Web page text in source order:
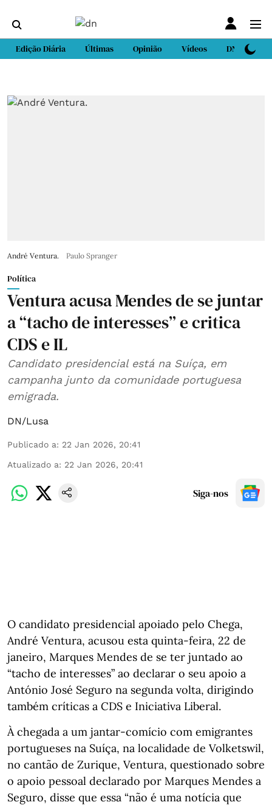
Edição Diária Últimas Opinião Vídeos DN Sport
André Ventura. Paulo Spranger
Política
Ventura acusa Mendes de se juntar
a “tacho de interesses” e critica
CDS e IL
Candidato presidencial está na Suíça, em
campanha junto da comunidade portuguesa
emigrada.
DN/Lusa
Publicado a: 22 Jan 2026, 20:41
Atualizado a: 22 Jan 2026, 20:41
Siga-nos
O candidato presidencial apoiado pelo Chega,
André Ventura, acusou esta quinta-feira, 22 de
janeiro, Marques Mendes de se ter juntado ao
“tacho de interesses” ao declarar o seu apoio a
António José Seguro na segunda volta, dirigindo
também críticas a CDS e Iniciativa Liberal.
À chegada a um jantar-comício com emigrantes
portugueses na Suíça, na localidade de Volketswil,
no cantão de Zurique, Ventura, questionado sobre
o apoio pessoal declarado por Marques Mendes a
Seguro, disse que essa “não é uma notícia que